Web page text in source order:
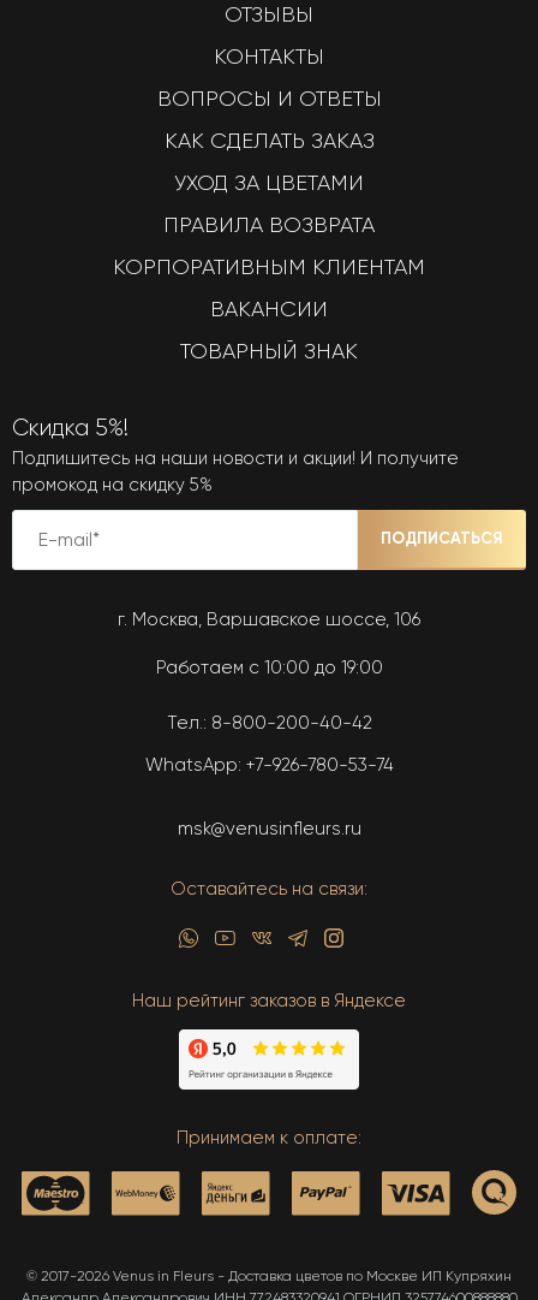
ОТЗЫВЫ
КОНТАКТЫ
ВОПРОСЫ И ОТВЕТЫ
КАК СДЕЛАТЬ ЗАКАЗ
УХОД ЗА ЦВЕТАМИ
ПРАВИЛА ВОЗВРАТА
КОРПОРАТИВНЫМ КЛИЕНТАМ
ВАКАНСИИ
ТОВАРНЫЙ ЗНАК
Скидка 5%!
Подпишитесь на наши новости и акции! И получите
промокод на скидку 5%
ПОДПИСАТЬСЯ
г. Москва, Варшавское шоссе, 106
Работаем с 10:00 до 19:00
Тел.: 8-800-200-40-42
WhatsApp: +7-926-780-53-74
msk@venusinfleurs.ru
Оставайтесь на связи:
Наш рейтинг заказов в Яндексе
Принимаем к оплате:
© 2017-2026 Venus in Fleurs - Доставка цветов по Москве ИП Купряхин